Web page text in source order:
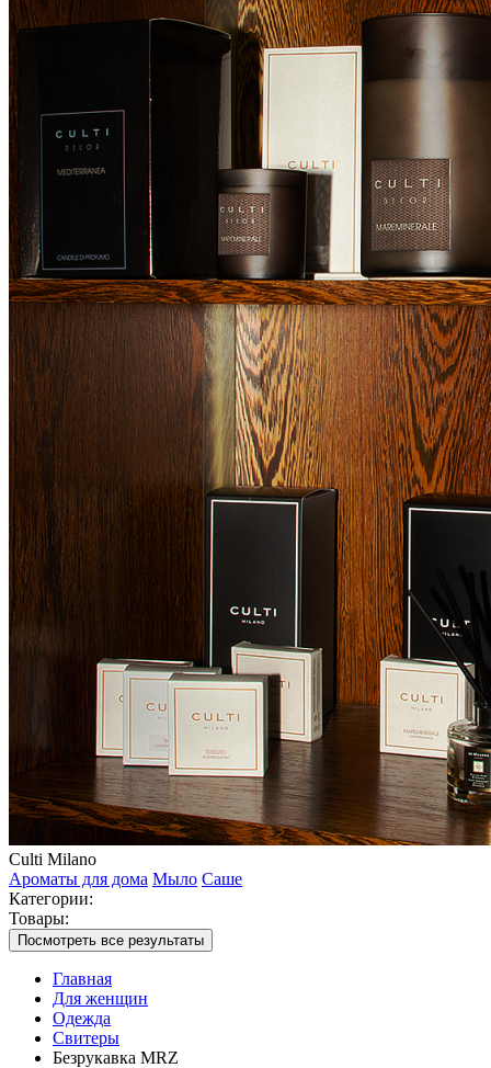
Culti Milano
Ароматы для дома Мыло Саше
Категории:
Товары:
Посмотреть все результаты
Главная
Для женщин
Одежда
Свитеры
Безрукавка MRZ